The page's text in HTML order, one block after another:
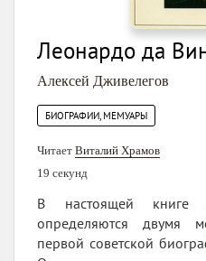
Леонардо да
Алексей Дживелегов
БИОГРАФИИ, МЕМУАРЫ
Читает Виталий Храмов
19 секунд
В настоящей
определяются двумя
первой советской